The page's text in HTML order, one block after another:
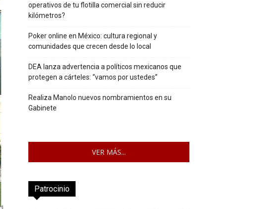
operativos de tu flotilla comercial sin reducir
kilómetros?
Poker online en México: cultura regional y
comunidades que crecen desde lo local
DEA lanza advertencia a políticos mexicanos que
protegen a cárteles: “vamos por ustedes”
Realiza Manolo nuevos nombramientos en su
Gabinete
VER MÁS...
Patrocinio